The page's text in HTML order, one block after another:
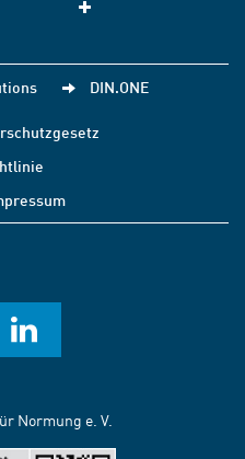
DIN.ONE
Normung e. V.